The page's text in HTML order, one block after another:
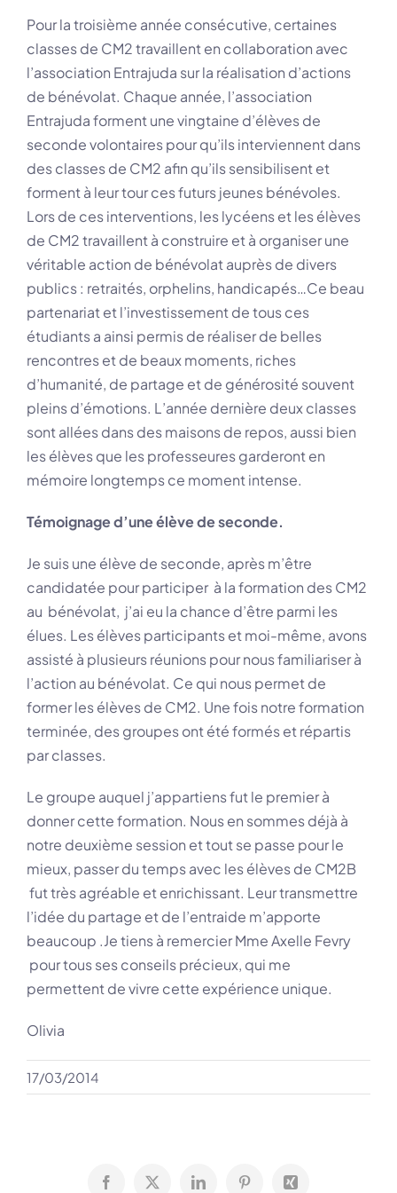
Pour la troisième année consécutive, certaines
classes de CM2 travaillent en collaboration avec
l’association Entrajuda sur la réalisation d’actions
de bénévolat. Chaque année, l’association
Entrajuda forment une vingtaine d’élèves de
seconde volontaires pour qu’ils interviennent dans
des classes de CM2 afin qu’ils sensibilisent et
forment à leur tour ces futurs jeunes bénévoles.
Lors de ces interventions, les lycéens et les élèves
de CM2 travaillent à construire et à organiser une
véritable action de bénévolat auprès de divers
publics : retraités, orphelins, handicapés…Ce beau
partenariat et l’investissement de tous ces
étudiants a ainsi permis de réaliser de belles
rencontres et de beaux moments, riches
d’humanité, de partage et de générosité souvent
pleins d’émotions. L’année dernière deux classes
sont allées dans des maisons de repos, aussi bien
les élèves que les professeures garderont en
mémoire longtemps ce moment intense.
Témoignage d’une élève de seconde.
Je suis une élève de seconde, après m’être
candidatée pour participer à la formation des CM2
au bénévolat, j’ai eu la chance d’être parmi les
élues. Les élèves participants et moi-même, avons
assisté à plusieurs réunions pour nous familiariser à
l’action au bénévolat. Ce qui nous permet de
former les élèves de CM2. Une fois notre formation
terminée, des groupes ont été formés et répartis
par classes.
Le groupe auquel j’appartiens fut le premier à
donner cette formation. Nous en sommes déjà à
notre deuxième session et tout se passe pour le
mieux, passer du temps avec les élèves de CM2B
fut très agréable et enrichissant. Leur transmettre
l’idée du partage et de l’entraide m’apporte
beaucoup .Je tiens à remercier Mme Axelle Fevry
pour tous ses conseils précieux, qui me
permettent de vivre cette expérience unique.
Olivia
17/03/2014
Facebook
X LinkedInPinterestXing